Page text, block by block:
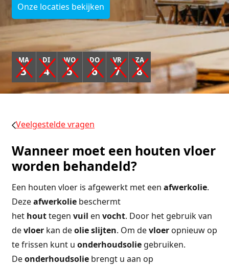
Onze locaties bekijken
MA
3
DI
4
WO
5
DO
6
VR
7
ZA
8
Veelgestelde vragen
Wanneer moet een houten vloer
worden behandeld?
Een houten vloer is afgewerkt met een afwerkolie.
Dezeafwerkoliebeschermt
het houttegen vuil en vocht. Door het gebruik van
devloerkan deolieslijten. Om devloeropnieuw op
te frissen kunt u onderhoudsoliegebruiken.
Deonderhoudsoliebrengt u aan op